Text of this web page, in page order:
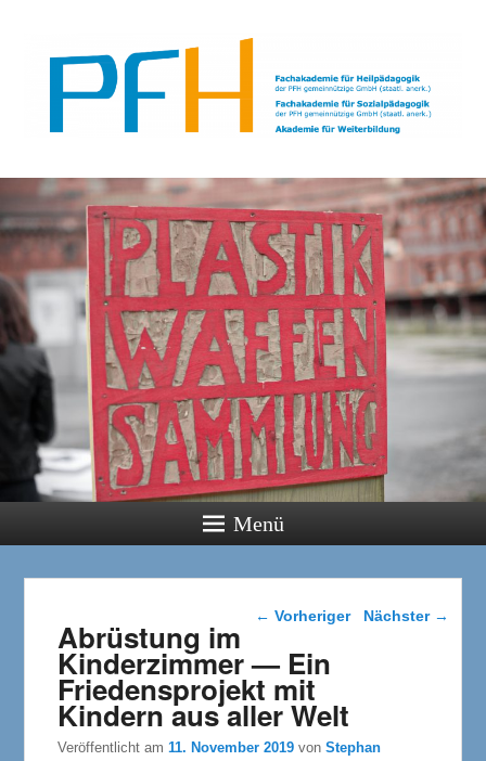
PFH
Gemeinsam wachsen
Menü
Beitragsnavigation
← Vorheriger Nächster →
Abrüstung im
Kinderzimmer — Ein
Friedensprojekt mit
Kindern aus aller Welt
Veröffentlicht am11. November 2019 vonStephan